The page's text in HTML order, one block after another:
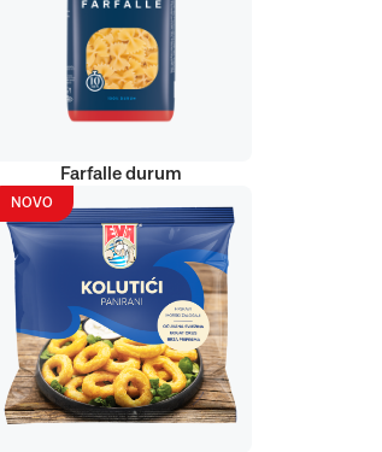
Farfalle durum
NOVO